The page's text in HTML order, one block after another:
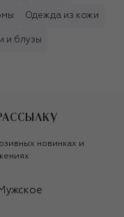
Одежда из кожи
и блузы
новинках и